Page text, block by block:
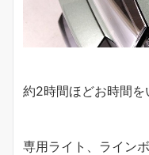
約2時間ほどお時間を
専用ライト、ライン